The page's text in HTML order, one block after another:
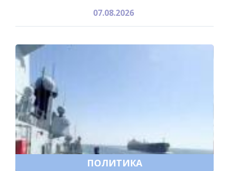
07.08.2026
ПОЛИТИКА